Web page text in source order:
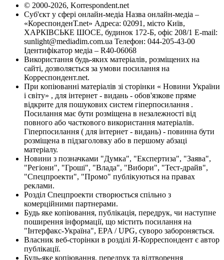
© 2000-2026, Korrespondent.net
Суб'єкт у сфері онлайн-медіа Назва онлайн-медіа –
«КореспонденТ.net» Адреса: 02091, місто Київ,
ХАРКІВСЬКЕ ШОСЕ, будинок 172-Б, офіс 208/1 E-mail:
sunlight@mediadim.com.ua Телефон: 044-205-43-00
Ідентифікатор медіа – R40-06068
Використання будь-яких матеріалів, розміщених на
сайті, дозволяється за умови посилання на
Корреспондент.net.
При копіюванні матеріалів зі сторінки « Новини України
і світу» , для інтернет - видань - обов'язкове пряме
відкрите для пошукових систем гіперпосилання .
Посилання має бути розміщена в незалежності від
повного або часткового використання матеріалів.
Гіперпосилання ( для інтернет - видань) - повинна бути
розміщена в підзаголовку або в першому абзаці
матеріалу.
Новини з позначками "Думка", "Експертиза", "Заява",
"Регіони", "Гроші", "Влада", "Вибори", "Тест-драйв",
"Спецпроекти", "Промо" публікуються на правах
реклами.
Розділ Спецпроекти створюється спільно з
комерційними партнерами.
Будь яке копіювання, публікація, передрук, чи наступне
поширення інформації, що містить посилання на
"Інтерфакс-Україна", EPA / UPG, суворо забороняється.
Власник веб-сторінки в розділі Я-Корреспондент є автор
публікації.
Будь-яке копіювання, передрук та відтворення